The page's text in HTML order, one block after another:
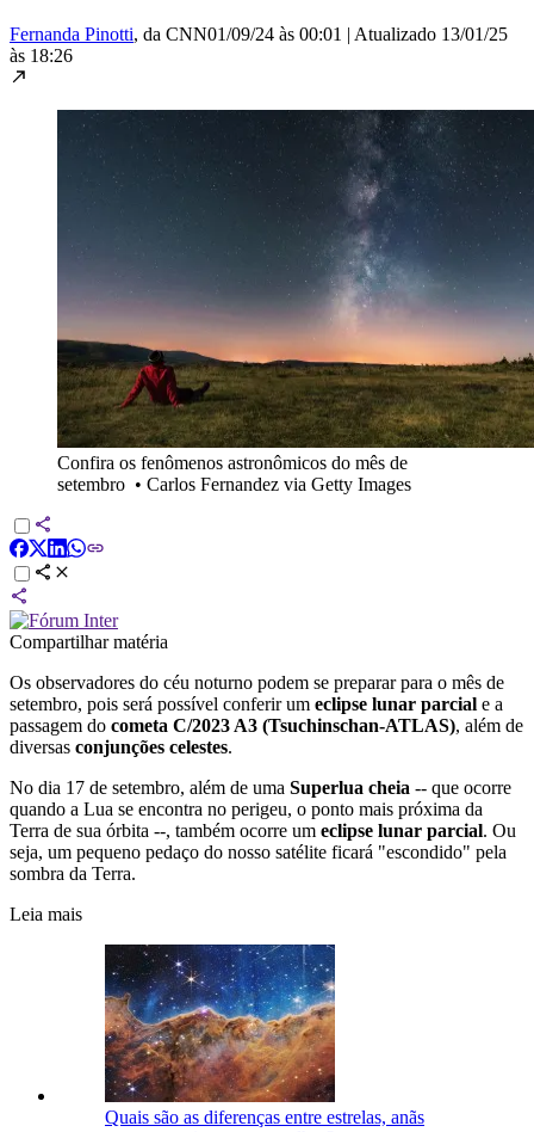
Fernanda Pinotti, da CNN01/09/24 às 00:01 | Atualizado 13/01/25
às 18:26
Confira os fenômenos astronômicos do mês de
setembro • Carlos Fernandez via Getty Images
Compartilhar matéria
Os observadores do céu noturno podem se preparar para o mês de
setembro, pois será possível conferir um eclipse lunar parcial e a
passagem do cometa C/2023 A3 (Tsuchinschan-ATLAS), além de
diversas conjunções celestes.
No dia 17 de setembro, além de uma Superlua cheia -- que ocorre
quando a Lua se encontra no perigeu, o ponto mais próxima da
Terra de sua órbita --, também ocorre um eclipse lunar parcial. Ou
seja, um pequeno pedaço do nosso satélite ficará "escondido" pela
sombra da Terra.
Leia mais
Quais são as diferenças entre estrelas, anãs